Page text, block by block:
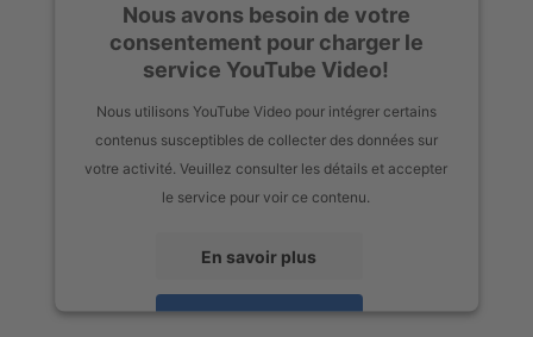
Nous avons besoin de votre
consentement pour charger le
service YouTube Video!
Nous utilisons YouTube Video pour intégrer certains
contenus susceptibles de collecter des données sur
votre activité. Veuillez consulter les détails et accepter
le service pour voir ce contenu.
En savoir plus
Accepter